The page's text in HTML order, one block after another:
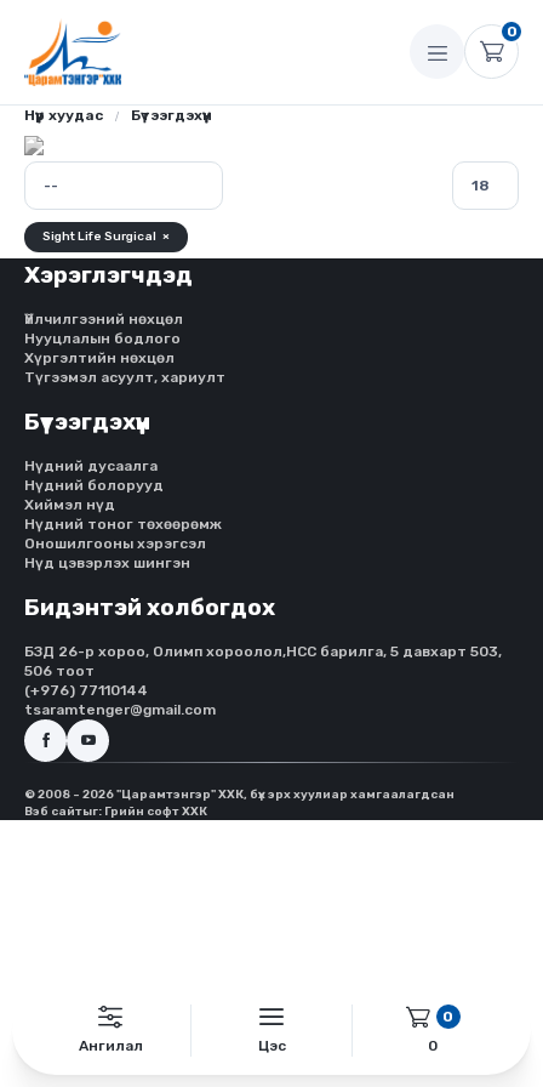
0
Нүүр хуудас Бүтээгдэхүүн
Sight Life Surgical ×
Ангилал Цэс
0
0
Хэрэглэгчдэд
Үйлчилгээний нөхцөл
Нууцлалын бодлого
Хүргэлтийн нөхцөл
Түгээмэл асуулт, хариулт
Бүтээгдэхүүн
Нүдний дусаалга
Нүдний болорууд
Хиймэл нүд
Нүдний тоног төхөөрөмж
Оношилгооны хэрэгсэл
Нүд цэвэрлэх шингэн
Бидэнтэй холбогдох
БЗД 26-р хороо, Олимп хороолол,HCC барилга, 5 давхарт 503,
506 тоот
(+976) 77110144
tsaramtenger@gmail.com
© 2008 - 2026 "Царамтэнгэр" ХХК, бүх эрх хуулиар хамгаалагдсан
Вэб сайтыг: Грийн софт ХХК